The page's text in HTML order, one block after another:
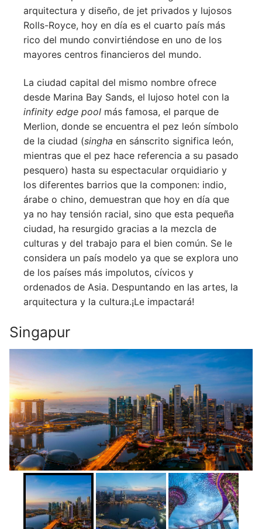
arquitectura y diseño, de jet privados y lujosos
Rolls-Royce, hoy en día es el cuarto país más
rico del mundo convirtiéndose en uno de los
mayores centros financieros del mundo.
La ciudad capital del mismo nombre ofrece
desde Marina Bay Sands, el lujoso hotel con la
infinity edge pool más famosa, el parque de
Merlion, donde se encuentra el pez león símbolo
de la ciudad (singha en sánscrito significa león,
mientras que el pez hace referencia a su pasado
pesquero) hasta su espectacular orquidiario y
los diferentes barrios que la componen: indio,
árabe o chino, demuestran que hoy en día que
ya no hay tensión racial, sino que esta pequeña
ciudad, ha resurgido gracias a la mezcla de
culturas y del trabajo para el bien común. Se le
considera un país modelo ya que se explora uno
de los países más impolutos, cívicos y
ordenados de Asia. Despuntando en las artes, la
arquitectura y la cultura.¡Le impactará!
Singapur